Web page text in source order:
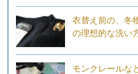
衣替え前の、冬
の理想的な洗い
モンクレールな